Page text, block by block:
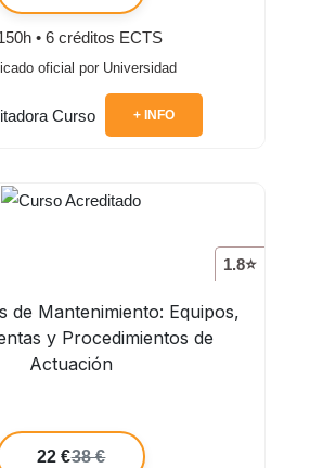
• 6 créditos ECTS
oficial por Universidad
+ INFO
1.8⭐
de Mantenimiento: Equipos,
y Procedimientos de
Actuación
22 €38 €